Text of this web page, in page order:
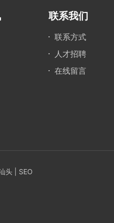
联系我们
联系方式
人才招聘
在线留言
头| SEO